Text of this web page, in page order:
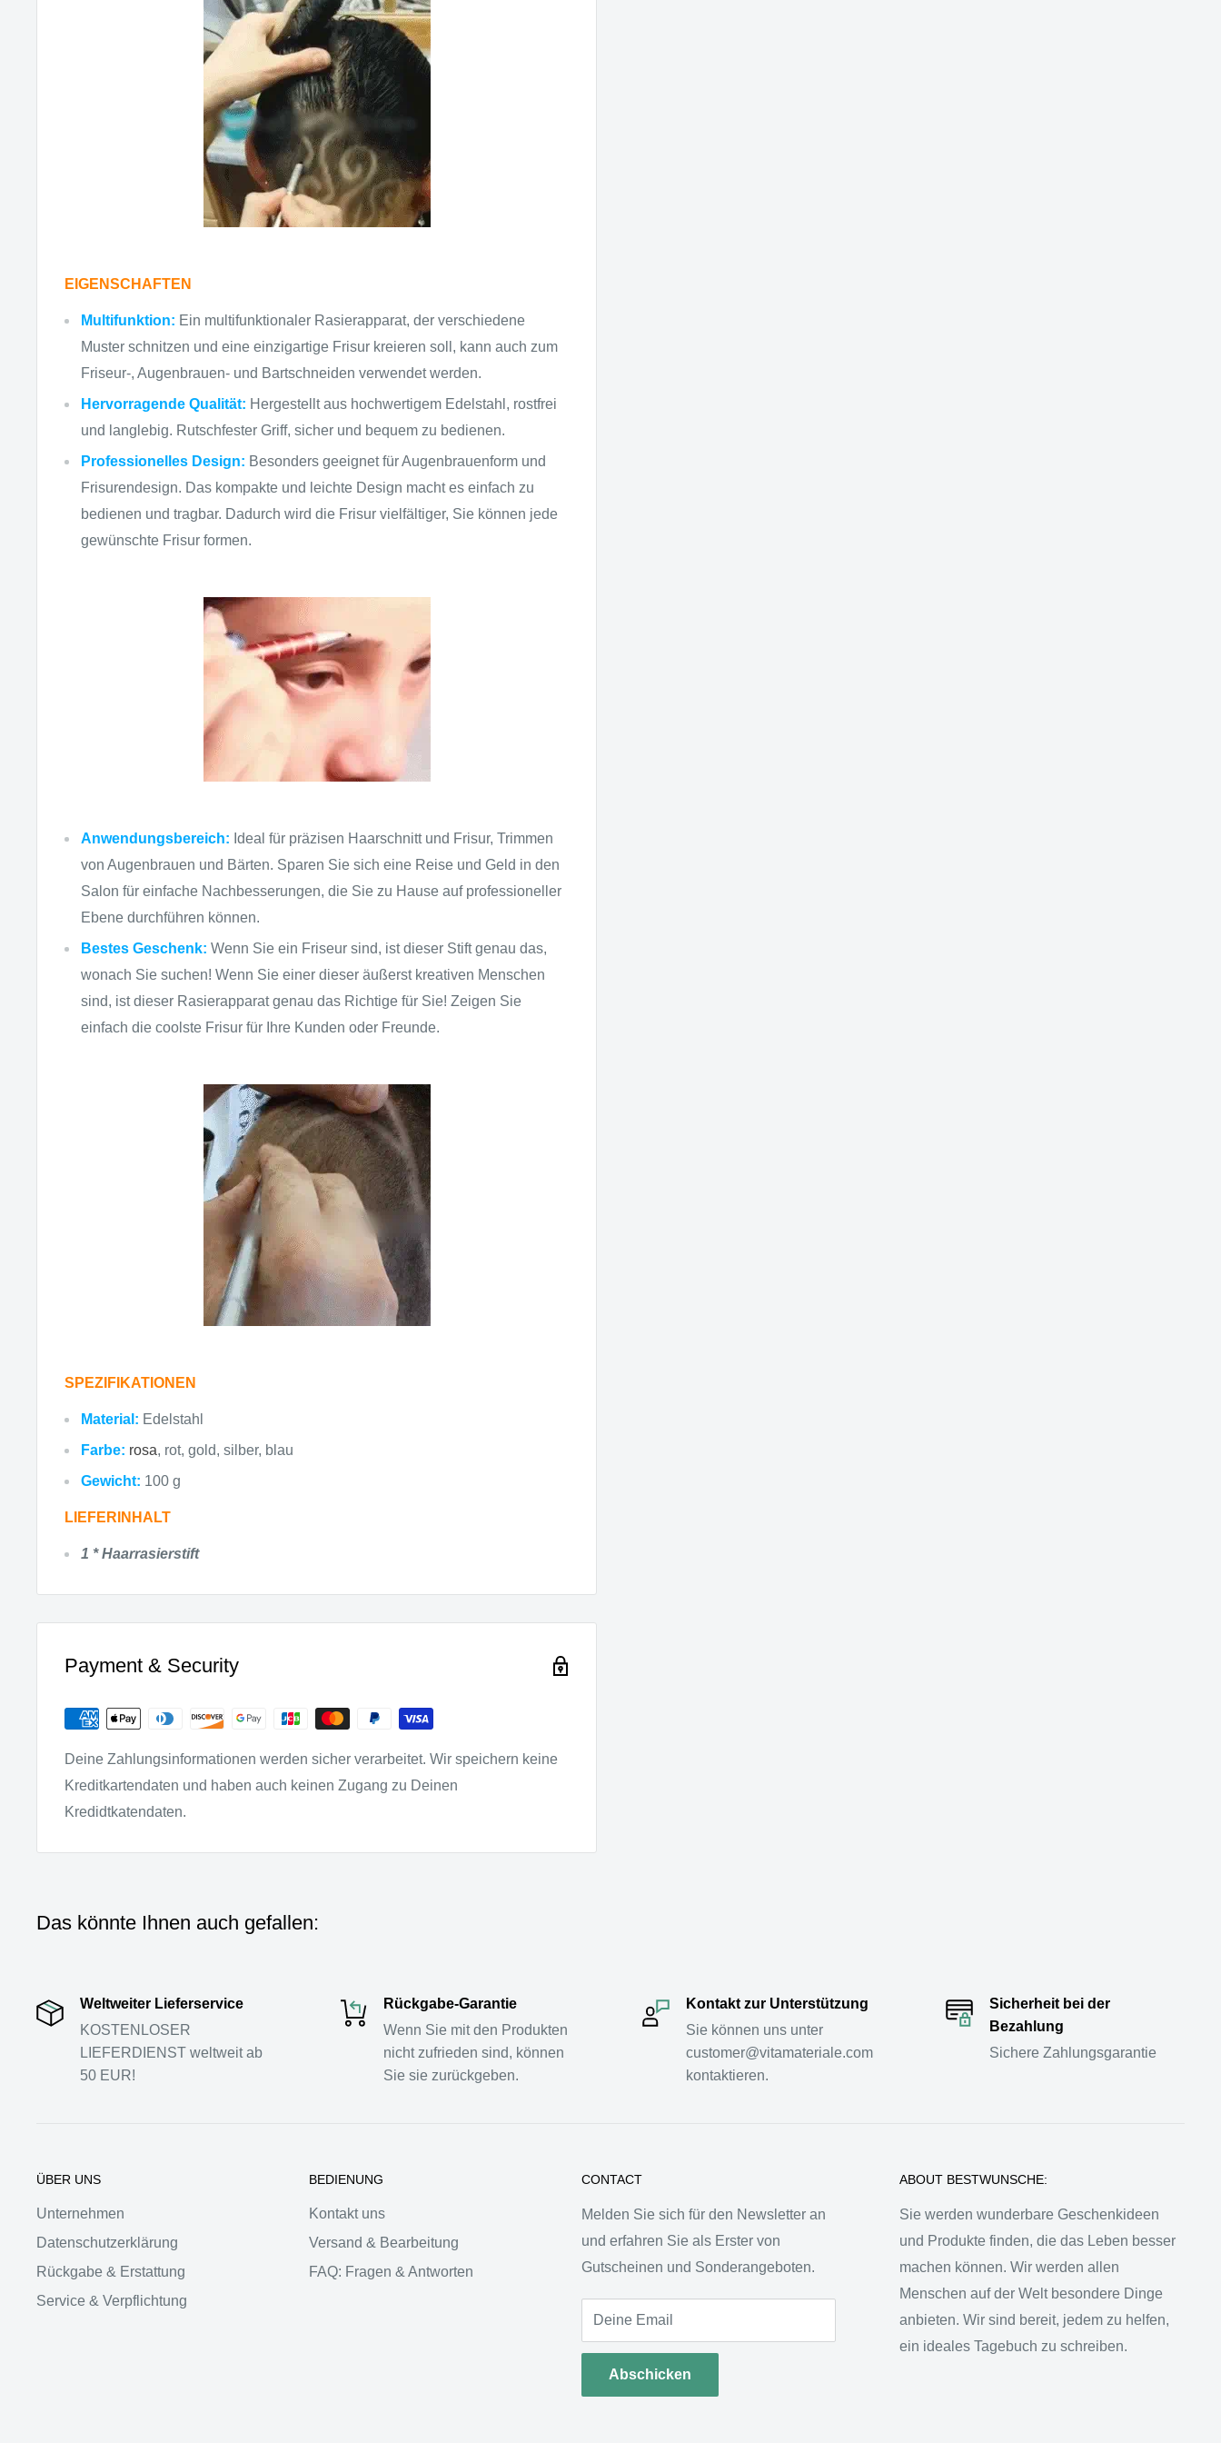
EIGENSCHAFTEN
Multifunktion: Ein multifunktionaler Rasierapparat, der verschiedene
Muster schnitzen und eine einzigartige Frisur kreieren soll, kann auch zum
Friseur-, Augenbrauen- und Bartschneiden verwendet werden.
Hervorragende Qualität: Hergestellt aus hochwertigem Edelstahl, rostfrei
und langlebig. Rutschfester Griff, sicher und bequem zu bedienen.
Professionelles Design: Besonders geeignet für Augenbrauenform und
Frisurendesign. Das kompakte und leichte Design macht es einfach zu
bedienen und tragbar. Dadurch wird die Frisur vielfältiger, Sie können jede
gewünschte Frisur formen.
Anwendungsbereich: Ideal für präzisen Haarschnitt und Frisur, Trimmen
von Augenbrauen und Bärten. Sparen Sie sich eine Reise und Geld in den
Salon für einfache Nachbesserungen, die Sie zu Hause auf professioneller
Ebene durchführen können.
Bestes Geschenk: Wenn Sie ein Friseur sind, ist dieser Stift genau das,
wonach Sie suchen! Wenn Sie einer dieser äußerst kreativen Menschen
sind, ist dieser Rasierapparat genau das Richtige für Sie! Zeigen Sie
einfach die coolste Frisur für Ihre Kunden oder Freunde.
SPEZIFIKATIONEN
Material: Edelstahl
Farbe: rosa, rot, gold, silber, blau
Gewicht: 100 g
LIEFERINHALT
1 * Haarrasierstift
Payment & Security
Deine Zahlungsinformationen werden sicher verarbeitet. Wir speichern keine
Kreditkartendaten und haben auch keinen Zugang zu Deinen
Kredidtkatendaten.
Das könnte Ihnen auch gefallen:
Weltweiter Lieferservice
KOSTENLOSER
LIEFERDIENST weltweit ab
50 EUR!
Rückgabe-Garantie
Wenn Sie mit den Produkten
nicht zufrieden sind, können
Sie sie zurückgeben.
Kontakt zur Unterstützung
Sie können uns unter
customer@vitamateriale.com
kontaktieren.
Sicherheit bei der
Bezahlung
Sichere Zahlungsgarantie
ÜBER UNS
Unternehmen
Datenschutzerklärung
Rückgabe & Erstattung
Service & Verpflichtung
BEDIENUNG
Kontakt uns
Versand & Bearbeitung
FAQ: Fragen & Antworten
CONTACT
Melden Sie sich für den Newsletter an
und erfahren Sie als Erster von
Gutscheinen und Sonderangeboten.
Deine Email
Abschicken
ABOUT BESTWUNSCHE:
Sie werden wunderbare Geschenkideen
und Produkte finden, die das Leben besser
machen können. Wir werden allen
Menschen auf der Welt besondere Dinge
anbieten. Wir sind bereit, jedem zu helfen,
ein ideales Tagebuch zu schreiben.